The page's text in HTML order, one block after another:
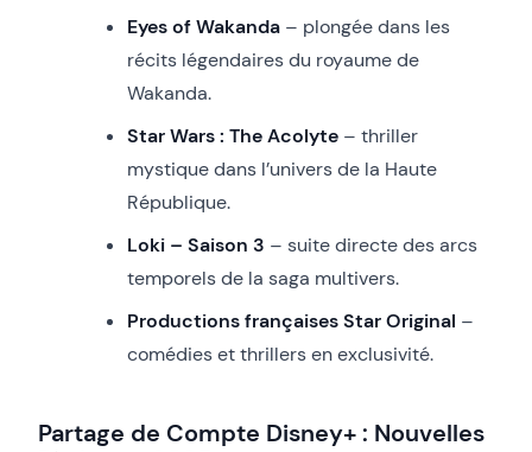
Eyes of Wakanda – plongée dans les
récits légendaires du royaume de
Wakanda.
Star Wars : The Acolyte – thriller
mystique dans l’univers de la Haute
République.
Loki – Saison 3 – suite directe des arcs
temporels de la saga multivers.
Productions françaises Star Original –
comédies et thrillers en exclusivité.
Partage de Compte Disney+ : Nouvelles